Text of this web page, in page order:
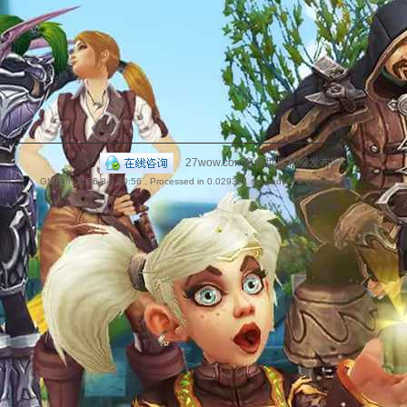
捷
航
| 27wow.com魔兽世界私服发布网
GMT+8, 2026-8-8 20:56, Processed in 0.029301 second(s), 4 queries .